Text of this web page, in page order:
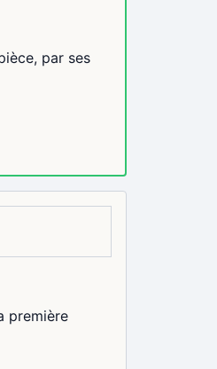
par ses
première